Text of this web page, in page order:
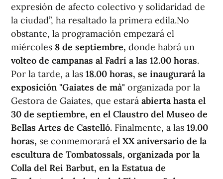
expresión de afecto colectivo y solidaridad de
la ciudad”, ha resaltado la primera edila.No
obstante, la programación empezará el
miércoles 8 de septiembre, donde habrá un
volteo de campanas al Fadrí a las 12.00 horas.
Por la tarde, a las 18.00 horas, se inaugurará la
exposición "Gaiates de mà" organizada por la
Gestora de Gaiates, que estará abierta hasta el
30 de septiembre, en el Claustro del Museo de
Bellas Artes de Castelló. Finalmente, a las 19.00
horas, se conmemorará el XX aniversario de la
escultura de Tombatossals, organizada por la
Colla del Rei Barbut, en la Estatua de